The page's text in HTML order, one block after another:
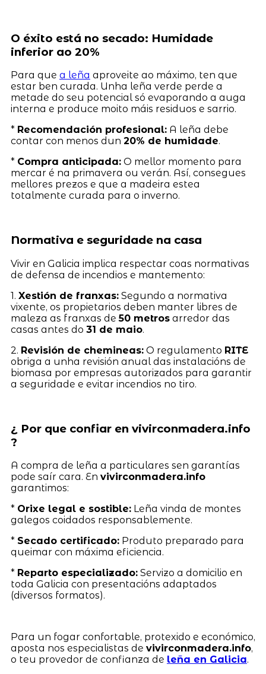
O éxito está no secado: Humidade
inferior ao 20%
Para que a leña aproveite ao máximo, ten que
estar ben curada. Unha leña verde perde a
metade do seu potencial só evaporando a auga
interna e produce moito máis residuos e sarrio.
* Recomendación profesional:A leña debe
contar con menos dun 20% de humidade.
* Compra anticipada:O mellor momento para
mercar é na primavera ou verán. Así, consegues
mellores prezos e que a madeira estea
totalmente curada para o inverno.
Normativa e seguridade na casa
Vivir en Galicia implica respectar coas normativas
de defensa de incendios e mantemento:
1. Xestión de franxas:Segundo a normativa
vixente, os propietarios deben manter libres de
maleza as franxas de50 metrosarredor das
casas antes do 31 de maio.
2. Revisión de chemineas:O regulamento RITE
obriga a unha revisión anual das instalacións de
biomasa por empresas autorizados para garantir
a seguridade e evitar incendios no tiro.
¿ Por que confiar en vivirconmadera.info
?
A compra de leña a particulares sen garantías
pode saír cara. En vivirconmadera.info
garantimos:
* Orixe legal e sostible:Leña vinda de montes
galegos coidados responsablemente.
* Secado certificado:Produto preparado para
queimar con máxima eficiencia.
* Reparto especializado:Servizo a domicilio en
toda Galicia con presentacións adaptados
(diversos formatos).
Para un fogar confortable, protexido e económico,
aposta nos especialistas de vivirconmadera.info,
o teu provedor de confianza de leña en Galicia.